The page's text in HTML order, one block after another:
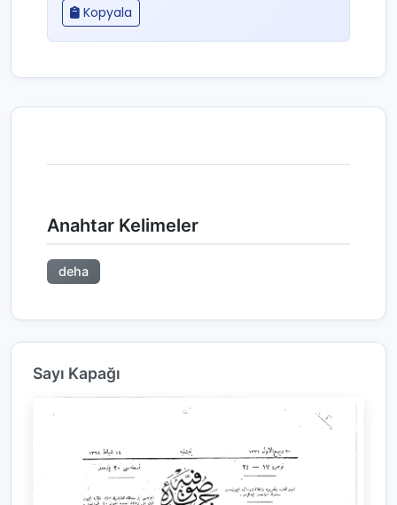
Kopyala
Anahtar Kelimeler
deha
Sayı Kapağı